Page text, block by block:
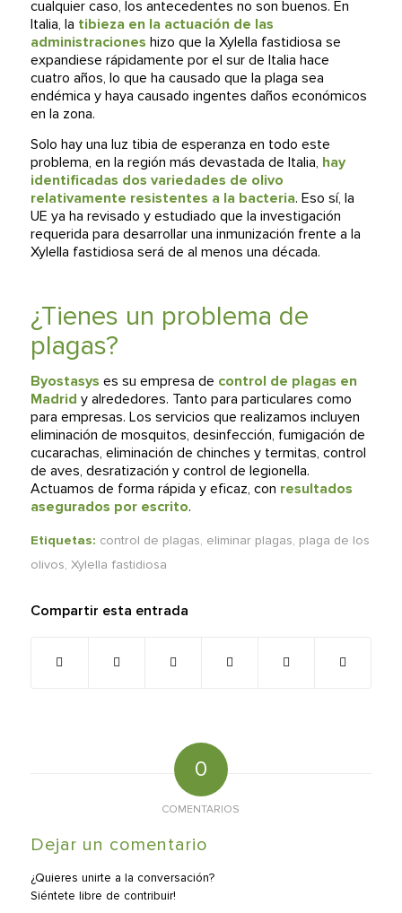
cualquier caso, los antecedentes no son buenos. En
Italia, la tibieza en la actuación de las
administraciones hizo que la Xylella fastidiosa se
expandiese rápidamente por el sur de Italia hace
cuatro años, lo que ha causado que la plaga sea
endémica y haya causado ingentes daños económicos
en la zona.
Solo hay una luz tibia de esperanza en todo este
problema, en la región más devastada de Italia, hay
identificadas dos variedades de olivo
relativamente resistentes a la bacteria. Eso sí, la
UE ya ha revisado y estudiado que la investigación
requerida para desarrollar una inmunización frente a la
Xylella fastidiosa será de al menos una década.
¿Tienes un problema de
plagas?
Byostasys es su empresa de control de plagas en
Madrid y alrededores. Tanto para particulares como
para empresas. Los servicios que realizamos incluyen
eliminación de mosquitos, desinfección, fumigación de
cucarachas, eliminación de chinches y termitas, control
de aves, desratización y control de legionella.
Actuamos de forma rápida y eficaz, con resultados
asegurados por escrito.
Etiquetas: control de plagas, eliminar plagas, plaga de los
olivos, Xylella fastidiosa
Compartir esta entrada
0
COMENTARIOS
Dejar un comentario
¿Quieres unirte a la conversación?
Siéntete libre de contribuir!